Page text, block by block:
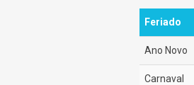
Feriado
Ano Novo
Carnaval